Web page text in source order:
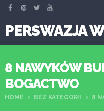
PERSWAZJA
8 NAWYKÓW
BOGACTWO
HOME BEZ KATEGORII 8